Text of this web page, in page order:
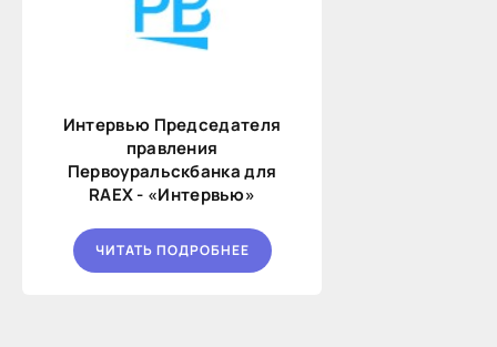
Интервью Председателя
правления
Первоуральскбанка для
RAEX - «Интервью»
ЧИТАТЬ ПОДРОБНЕЕ